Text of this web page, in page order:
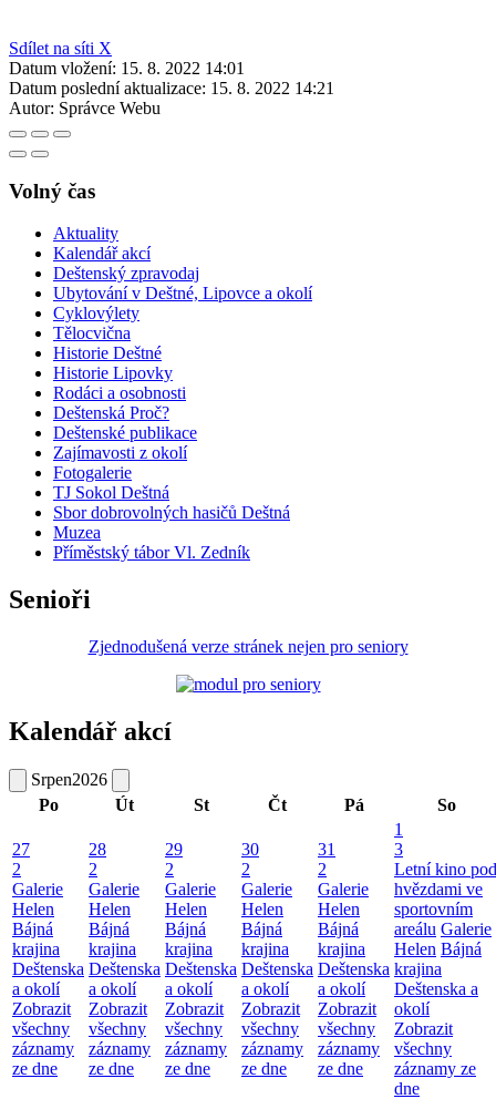
Sdílet na síti X
Datum vložení: 15. 8. 2022 14:01
Datum poslední aktualizace: 15. 8. 2022 14:21
Autor: Správce Webu
Volný čas
Aktuality
Kalendář akcí
Deštenský zpravodaj
Ubytování v Deštné, Lipovce a okolí
Cyklovýlety
Tělocvična
Historie Deštné
Historie Lipovky
Rodáci a osobnosti
Deštenská Proč?
Deštenské publikace
Zajímavosti z okolí
Fotogalerie
TJ Sokol Deštná
Sbor dobrovolných hasičů Deštná
Muzea
Příměstský tábor Vl. Zedník
Senioři
Zjednodušená verze stránek nejen pro seniory
Kalendář akcí
Srpen2026
Po
Út St Čt Pá So
27
2
Galerie
Helen
Bájná
krajina
Deštenska
a okolí
Zobrazit
všechny
záznamy
ze dne
28
2
Galerie
Helen
Bájná
krajina
Deštenska
a okolí
Zobrazit
všechny
záznamy
ze dne
29
2
Galerie
Helen
Bájná
krajina
Deštenska
a okolí
Zobrazit
všechny
záznamy
ze dne
30
2
Galerie
Helen
Bájná
krajina
Deštenska
a okolí
Zobrazit
všechny
záznamy
ze dne
31
2
Galerie
Helen
Bájná
krajina
Deštenska
a okolí
Zobrazit
všechny
záznamy
ze dne
1
3
Letní kino pod
hvězdami ve
sportovním
areálu Galerie
Helen Bájná
krajina
Deštenska a
okolí
Zobrazit
všechny
záznamy ze
dne